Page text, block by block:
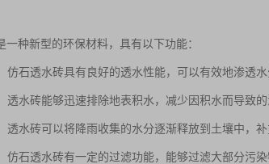
一种新型的环保材料，具有以下功能：
仿石透水砖具有良好的透水性能，可以有效地渗透
透水砖能够迅速排除地表积水，减少因积水而导致的
透水砖可以将降雨收集的水分逐渐释放到土壤中，
仿石透水砖有一定的过滤功能，能够过滤大部分污